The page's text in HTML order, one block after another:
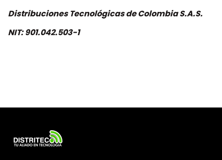
Distribuciones Tecnológicas de Colombia S.A.S.
NIT:901.042.503-1